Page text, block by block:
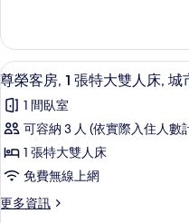
特
大
雙
人
床,
海
景
的
客
房,
1
張
特
大
人
床,
景
顯
示
尊
榮
客
房,
1
5
尊榮客房, 1 張特大雙人床, 城
1 間臥室
可容納 3 人 (依實際入住人數
1 張特大雙人床
免費無線上網
更多資訊
更